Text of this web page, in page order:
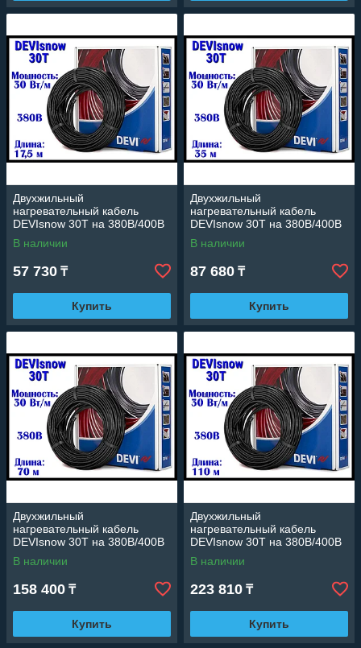
Двухжильный
нагревательный кабель
DEVIsnow 30T на 380В/400В
- 17,5 м. (DTCE-30,
мощность: 520 Вт)
В наличии
57 730 ₸
Купить
Двухжильный
нагревательный кабель
DEVIsnow 30T на 380В/400В
- 35 м. (DTCE-30, длина: 35
м., мощность: 1090 Вт)
В наличии
87 680 ₸
Купить
Двухжильный
нагревательный кабель
DEVIsnow 30T на 380В/400В
- 70 м. (DTCE-30, длина: 70
м., мощность: 2160 Вт)
В наличии
158 400 ₸
Купить
Двухжильный
нагревательный кабель
DEVIsnow 30T на 380В/400В
- 110 м. (DTCE-30, мощность:
3225 Вт)
В наличии
223 810 ₸
Купить